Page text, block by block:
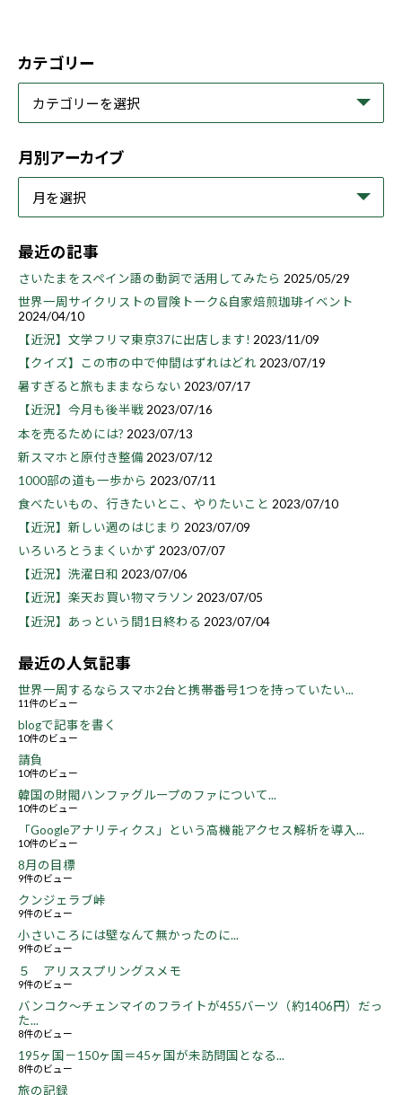
カテゴリー
月別アーカイブ
最近の記事
さいたまをスペイン語の動詞で活用してみたら 2025/05/29
世界一周サイクリストの冒険トーク&自家焙煎珈琲イベント
2024/04/10
【近況】文学フリマ東京37に出店します! 2023/11/09
【クイズ】この市の中で仲間はずれはどれ 2023/07/19
暑すぎると旅もままならない 2023/07/17
【近況】今月も後半戦2023/07/16
本を売るためには? 2023/07/13
新スマホと原付き整備 2023/07/12
1000部の道も一歩から 2023/07/11
食べたいもの、行きたいとこ、やりたいこと 2023/07/10
【近況】新しい週のはじまり 2023/07/09
いろいろとうまくいかず 2023/07/07
【近況】洗濯日和 2023/07/06
【近況】楽天お買い物マラソン 2023/07/05
【近況】あっという間1日終わる 2023/07/04
最近の人気記事
世界一周するならスマホ2台と携帯番号1つを持っていたい...
11件のビュー
blogで記事を書く
10件のビュー
請負
10件のビュー
韓国の財閥ハンファグループのファについて...
10件のビュー
「Googleアナリティクス」という高機能アクセス解析を導入...
10件のビュー
8月の目標
9件のビュー
クンジェラブ峠
9件のビュー
小さいころには壁なんて無かったのに...
9件のビュー
５ アリススプリングスメモ
9件のビュー
バンコク～チェンマイのフライトが455バーツ（約1406円）だっ
た...
8件のビュー
195ヶ国－150ヶ国＝45ヶ国が未訪問国となる...
8件のビュー
旅の記録